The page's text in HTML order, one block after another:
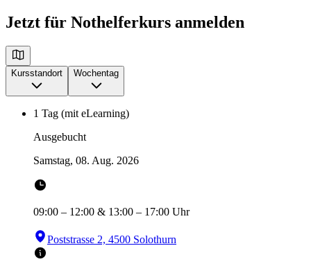
Jetzt für Nothelferkurs anmelden
Kursstandort Wochentag
1 Tag (mit eLearning)
Ausgebucht
Samstag, 08. Aug. 2026
09:00 – 12:00 & 13:00 – 17:00 Uhr
Poststrasse 2, 4500 Solothurn